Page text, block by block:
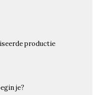
productie
je?